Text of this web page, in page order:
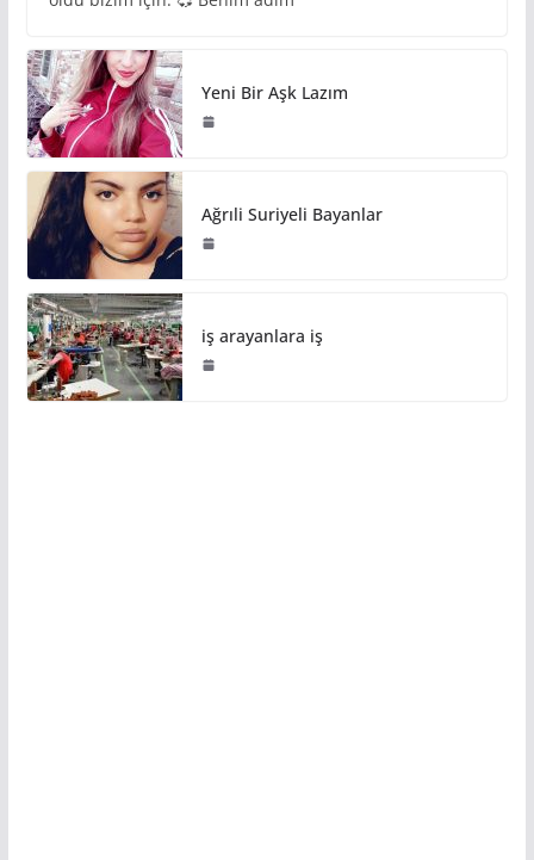
Yeni Bir Aşk Lazım
Ağrıli Suriyeli Bayanlar
iş arayanlara iş